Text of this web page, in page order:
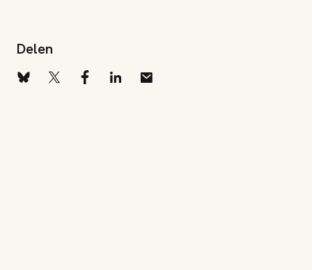
Delen